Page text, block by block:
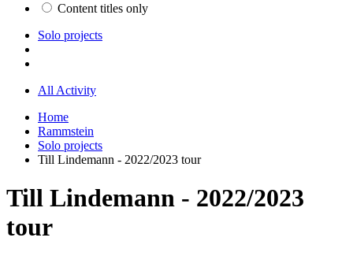
Content titles only
Solo projects
All Activity
Home
Rammstein
Solo projects
Till Lindemann - 2022/2023 tour
Till Lindemann - 2022/2023
tour